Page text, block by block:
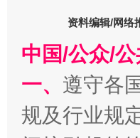
资料编辑/网络
中国/公众/
一、 遵守各
规及行业规